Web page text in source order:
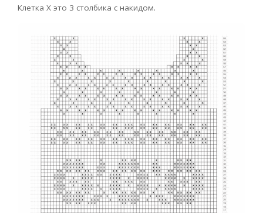
Клетка Х это 3 столбика с накидом.